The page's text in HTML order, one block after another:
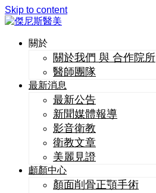
Skip to content
關於
關於我們 與 合作院所
醫師團隊
最新消息
最新公告
新聞媒體報導
影音衛教
衛教文章
美麗見證
顱顏中心
顏面削骨正顎手術